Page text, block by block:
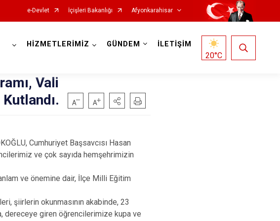
e-Devlet İçişleri Bakanlığı Afyonkarahisar
Başmakçı
Bayat
Çobanlar
İhsaniye
HİZMETLERİMİZ GÜNDEM İLETİŞİM
20°C
Vali
Cumhuriyet Başsavcısı Hasan
ve çok sayıda hemşehrimizin
ve önemine dair, İlçe Milli Eğitim
şiirlerin okunmasının akabinde, 23
dereceye giren öğrencilerimize kupa ve